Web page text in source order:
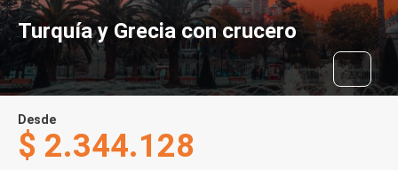
Turquía y Grecia con crucero
Desde
$ 2.344.128